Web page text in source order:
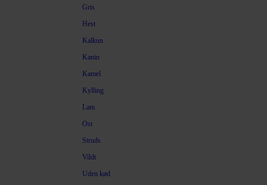
Gris
Hest
Kalkun
Kanin
Kamel
Kylling
Lam
Ost
Struds
Vildt
Uden kød